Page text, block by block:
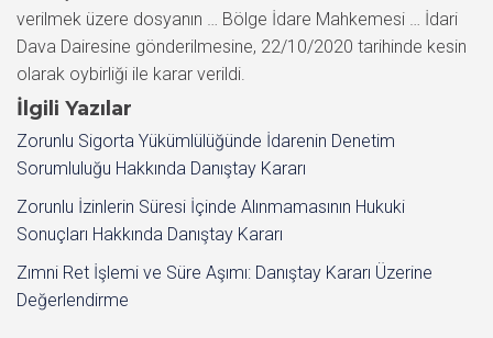
İlgili Yazılar
Zorunlu Sigorta Yükümlülüğünde İdarenin Denetim
Sorumluluğu Hakkında Danıştay Kararı
Zorunlu İzinlerin Süresi İçinde Alınmamasının Hukuki
Sonuçları Hakkında Danıştay Kararı
Zımni Ret İşlemi ve Süre Aşımı: Danıştay Kararı Üzerine
Değerlendirme